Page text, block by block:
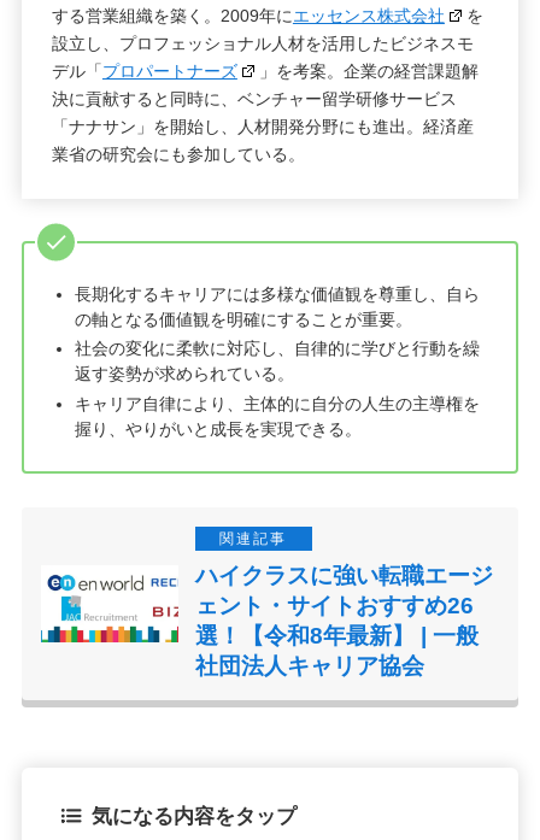
する営業組織を築く。2009年にエッセンス株式会社
を
設立し、プロフェッショナル人材を活用したビジネスモ
デル「プロパートナーズ
」を考案。企業の経営課題解
決に貢献すると同時に、ベンチャー留学研修サービス
「ナナサン」を開始し、人材開発分野にも進出。経済産
業省の研究会にも参加している。
長期化するキャリアには多様な価値観を尊重し、自ら
の軸となる価値観を明確にすることが重要。
社会の変化に柔軟に対応し、自律的に学びと行動を繰
返す姿勢が求められている。
キャリア自律により、主体的に自分の人生の主導権を
握り、やりがいと成長を実現できる。
ハイクラスに強い転職エージ
ェント・サイトおすすめ26
選！【令和8年最新】 | 一般
社団法人キャリア協会
気になる内容をタップ